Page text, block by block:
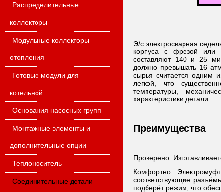
Распределительные
коллекторы
Модульные коллекторы
отопления
Готовые модули для
котельной
Основания насосных групп
Монтажные элементы и
дополнительные опции
Теплоноситель
Соединительные детали
Э/с электросварная
корпуса с фрезой или
составляют 140 и 25
должно превышать 16
сырья считается одним
легкой, что
температуры,
характеристики детали.
Преимущества
Проверено.
Комфортно.
соответствующие
подберёт режим, что